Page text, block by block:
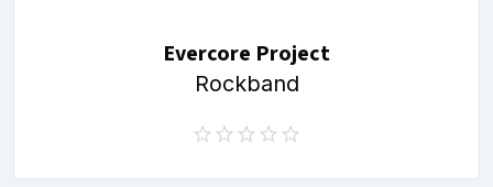
Evercore Project
Rockband